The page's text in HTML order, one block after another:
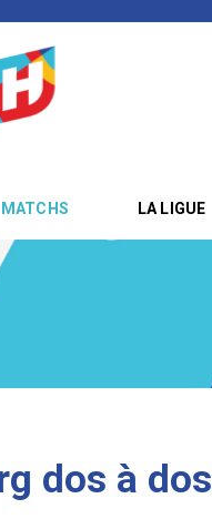
MATCHS LA LIGUE
dos à dos